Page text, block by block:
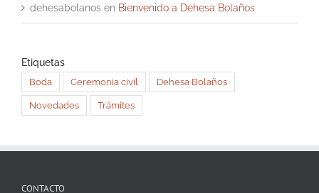
dehesabolanos en Bienvenido a Dehesa Bolaños
Etiquetas
Boda Ceremonia civil Dehesa Bolaños
Novedades Trámites
CONTACTO